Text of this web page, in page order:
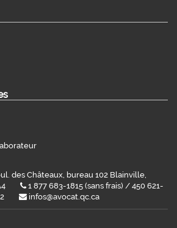
des Châteaux, bureau 102 Blainville,
1 877 683-1815 (sans frais) / 450 621-
infos@avocat.qc.ca